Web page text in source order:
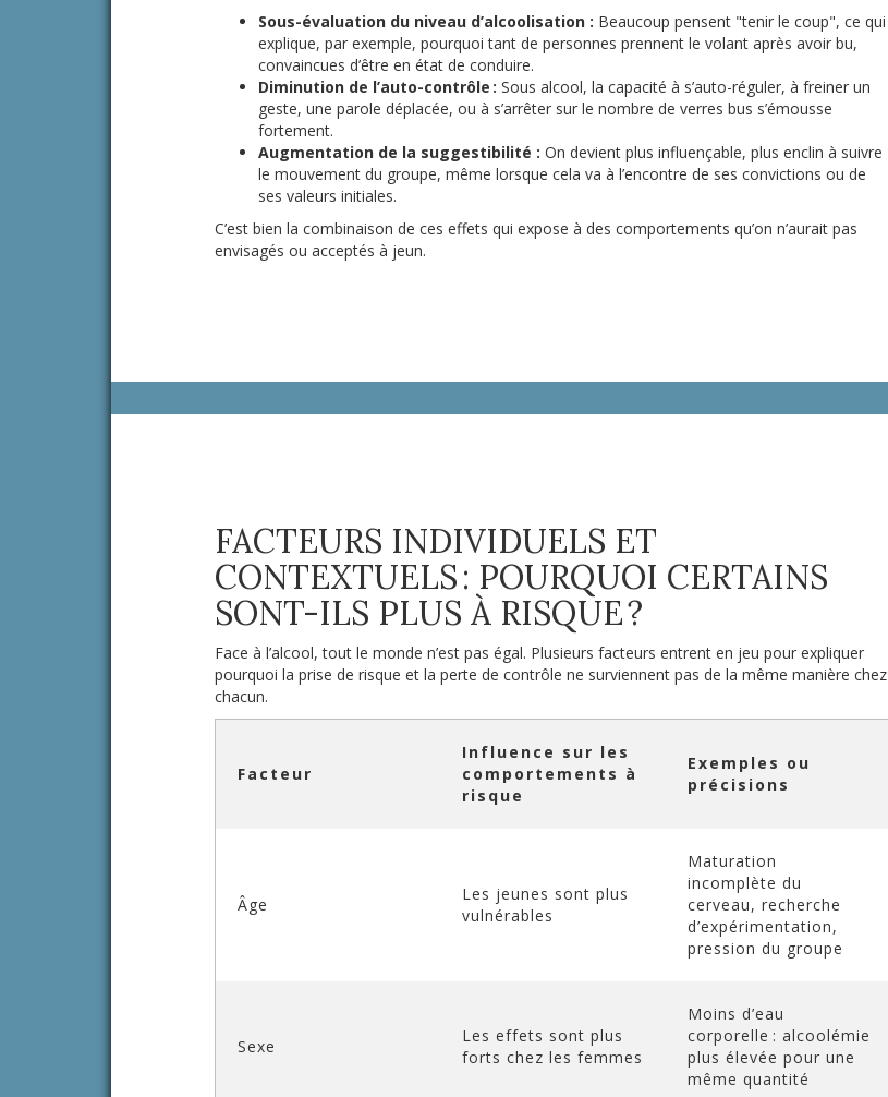
Sous-évaluation du niveau d’alcoolisation : Beaucoup pensent "tenir le coup", ce qui
explique, par exemple, pourquoi tant de personnes prennent le volant après avoir bu,
convaincues d’être en état de conduire.
Diminution de l’auto-contrôle : Sous alcool, la capacité à s’auto-réguler, à freiner un
geste, une parole déplacée, ou à s’arrêter sur le nombre de verres bus s’émousse
fortement.
Augmentation de la suggestibilité : On devient plus influençable, plus enclin à suivre
le mouvement du groupe, même lorsque cela va à l’encontre de ses convictions ou de
ses valeurs initiales.
C’est bien la combinaison de ces effets qui expose à des comportements qu’on n’aurait pas
envisagés ou acceptés à jeun.
FACTEURS INDIVIDUELS ET
CONTEXTUELS : POURQUOI CERTAINS
SONT-ILS PLUS À RISQUE ?
Face à l’alcool, tout le monde n’est pas égal. Plusieurs facteurs entrent en jeu pour expliquer
pourquoi la prise de risque et la perte de contrôle ne surviennent pas de la même manière chez
chacun.
Facteur
Influence sur les
comportements à
risque
Exemples ou
précisions
Âge
Les jeunes sont plus
vulnérables
Maturation
incomplète du
cerveau, recherche
d’expérimentation,
pression du groupe
Sexe
Les effets sont plus
forts chez les femmes
Moins d’eau
corporelle : alcoolémie
plus élevée pour une
même quantité